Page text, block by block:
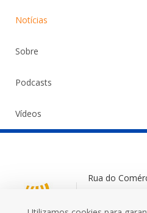
Notícias
Sobre
Podcasts
Vídeos
Rua do